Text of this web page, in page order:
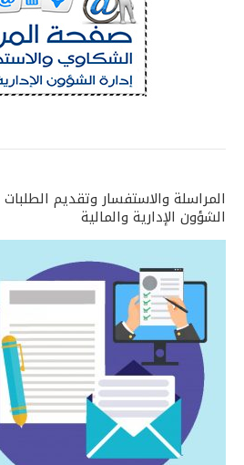
المراسلة والاستفسار وتقديم الطلبات
الشؤون الإدارية والمالية